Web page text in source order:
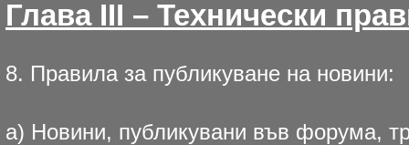
Глава III – Технически
8. Правила за публикуване на новини:
а) Новини, публикувани във форума,